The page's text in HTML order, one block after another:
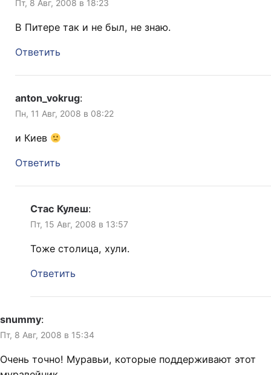
Пт, 8 Авг, 2008 в 18:23
В Питере так и не был, не знаю.
Ответить
anton_vokrug:
Пн, 11 Авг, 2008 в 08:22
и Киев
Ответить
Стас Кулеш:
Пт, 15 Авг, 2008 в 13:57
Тоже столица, хули.
Ответить
snummy:
Пт, 8 Авг, 2008 в 15:34
Очень точно! Муравьи, которые поддерживают этот